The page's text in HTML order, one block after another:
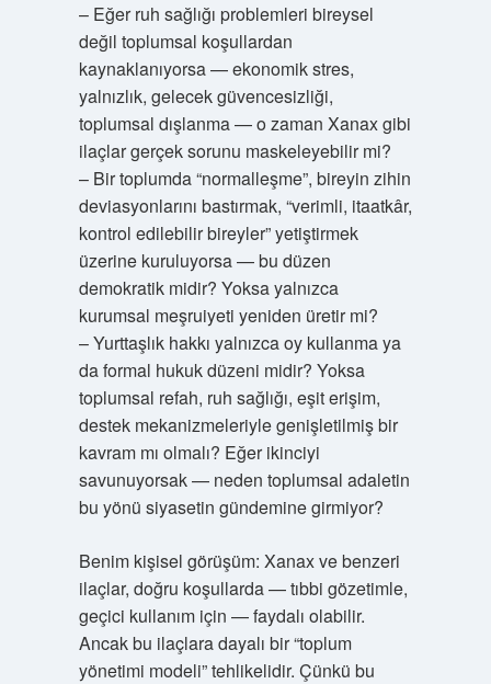
– Eğer ruh sağlığı problemleri bireysel
değil toplumsal koşullardan
kaynaklanıyorsa — ekonomik stres,
yalnızlık, gelecek güvencesizliği,
toplumsal dışlanma — o zaman Xanax gibi
ilaçlar gerçek sorunu maskeleyebilir mi?
– Bir toplumda “normalleşme”, bireyin zihin
deviasyonlarını bastırmak, “verimli, itaatkâr,
kontrol edilebilir bireyler” yetiştirmek
üzerine kuruluyorsa — bu düzen
demokratik midir? Yoksa yalnızca
kurumsal meşruiyeti yeniden üretir mi?
– Yurttaşlık hakkı yalnızca oy kullanma ya
da formal hukuk düzeni midir? Yoksa
toplumsal refah, ruh sağlığı, eşit erişim,
destek mekanizmeleriyle genişletilmiş bir
kavram mı olmalı? Eğer ikinciyi
savunuyorsak — neden toplumsal adaletin
bu yönü siyasetin gündemine girmiyor?
Benim kişisel görüşüm: Xanax ve benzeri
ilaçlar, doğru koşullarda — tıbbi gözetimle,
geçici kullanım için — faydalı olabilir.
Ancak bu ilaçlara dayalı bir “toplum
yönetimi modeli” tehlikelidir. Çünkü bu